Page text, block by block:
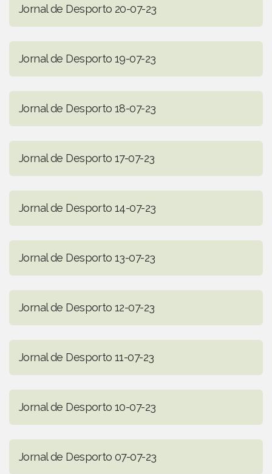
Jornal de Desporto 20-07-23
Jornal de Desporto 19-07-23
Jornal de Desporto 18-07-23
Jornal de Desporto 17-07-23
Jornal de Desporto 14-07-23
Jornal de Desporto 13-07-23
Jornal de Desporto 12-07-23
Jornal de Desporto 11-07-23
Jornal de Desporto 10-07-23
Jornal de Desporto 07-07-23